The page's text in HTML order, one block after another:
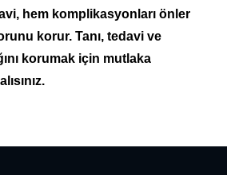
hem komplikasyonları önler
korur. Tanı, tedavi ve
korumak için mutlaka